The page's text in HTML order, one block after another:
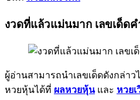
งวดที่แล้วแม่นมาก เลขเด็ด
ผู้อ่านสามารถนำเลขเด็ดดังกล่า
หวยหุ้นได้ที่ ผลหวยหุ้นและ หวย